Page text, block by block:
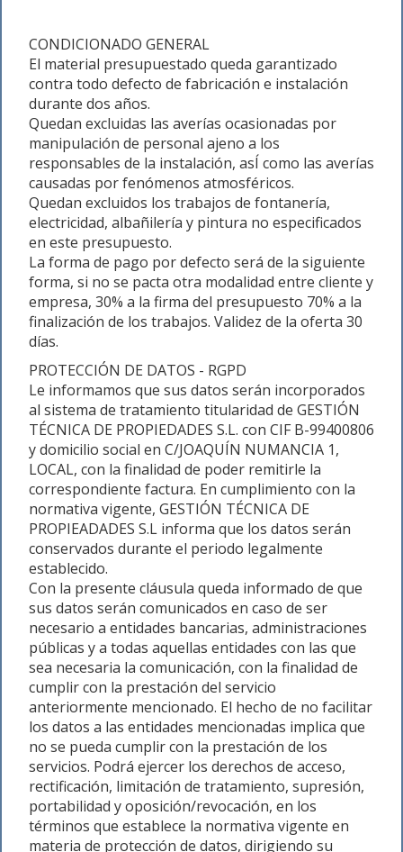
CONDICIONADO GENERAL
El material presupuestado queda garantizado
contra todo defecto de fabricación e instalación
durante dos años.
Quedan excluidas las averías ocasionadas por
manipulación de personal ajeno a los
responsables de la instalación, asÍ como las averías
causadas por fenómenos atmosféricos.
Quedan excluidos los trabajos de fontanería,
electricidad, albañilería y pintura no especificados
en este presupuesto.
La forma de pago por defecto será de la siguiente
forma, si no se pacta otra modalidad entre cliente y
empresa, 30% a la firma del presupuesto 70% a la
finalización de los trabajos. Validez de la oferta 30
días.
PROTECCIÓN DE DATOS - RGPD
Le informamos que sus datos serán incorporados
al sistema de tratamiento titularidad de GESTIÓN
TÉCNICA DE PROPIEDADES S.L. con CIF B-99400806
y domicilio social en C/JOAQUÍN NUMANCIA 1,
LOCAL, con la finalidad de poder remitirle la
correspondiente factura. En cumplimiento con la
normativa vigente, GESTIÓN TÉCNICA DE
PROPIEADADES S.L informa que los datos serán
conservados durante el periodo legalmente
establecido.
Con la presente cláusula queda informado de que
sus datos serán comunicados en caso de ser
necesario a entidades bancarias, administraciones
públicas y a todas aquellas entidades con las que
sea necesaria la comunicación, con la finalidad de
cumplir con la prestación del servicio
anteriormente mencionado. El hecho de no facilitar
los datos a las entidades mencionadas implica que
no se pueda cumplir con la prestación de los
servicios. Podrá ejercer los derechos de acceso,
rectificación, limitación de tratamiento, supresión,
portabilidad y oposición/revocación, en los
términos que establece la normativa vigente en
materia de protección de datos, dirigiendo su